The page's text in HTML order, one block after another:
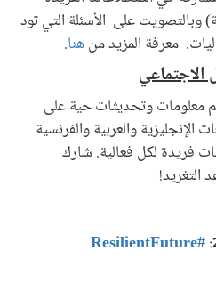
على الأسئلة التي تود
معرفة المزيد منهنا.
الاجتماعي
معلومات وتحديثات حية على
الإنجليزية والعربية والفرنسية
فريدة لكل فعالية. شارك
التغريد!
#ResilientFuture